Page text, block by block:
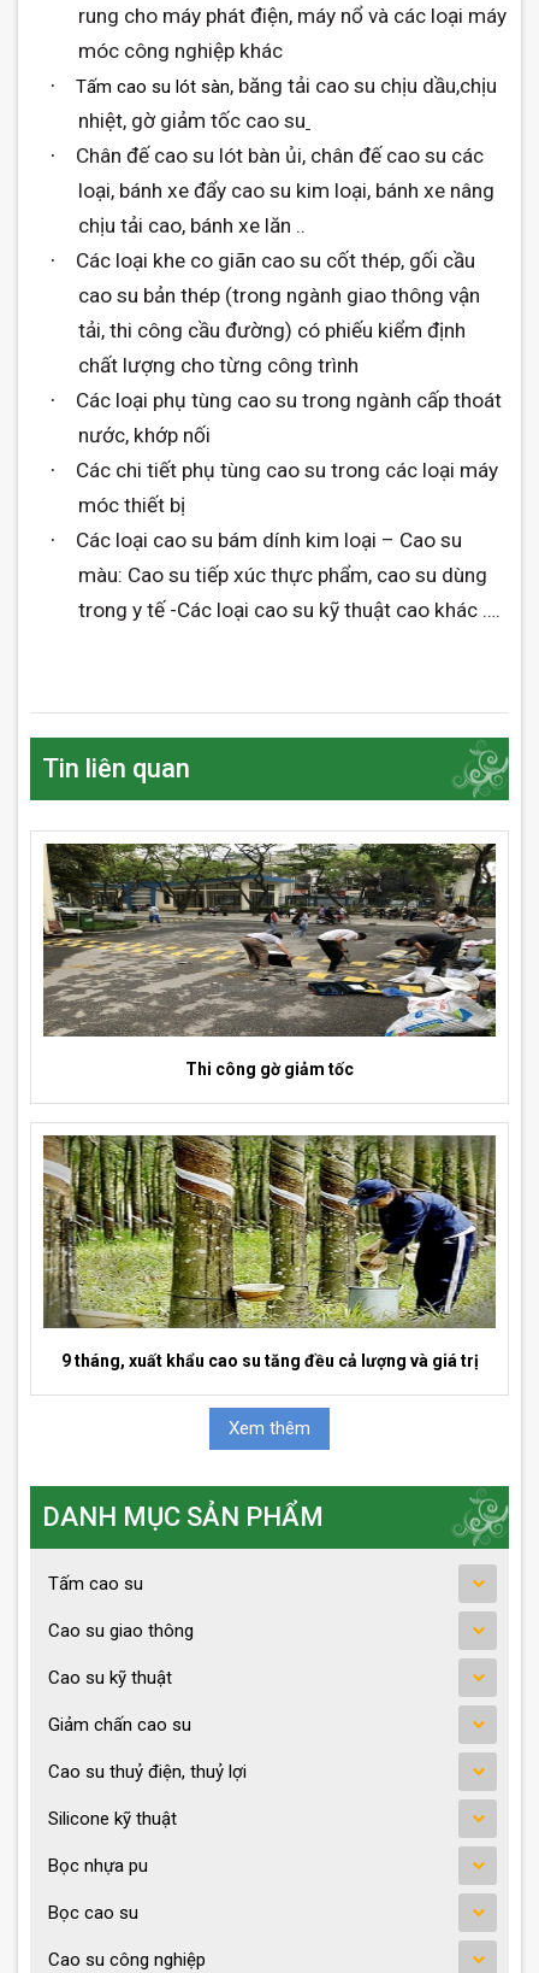
rung cho máy phát điện, máy nổ và các loại máy
móc công nghiệp khác
· Tấm cao su lót sàn, băng tải cao su chịu dầu,chịu
nhiệt, gờ giảm tốc cao su
·
Chân đế cao su lót bàn ủi, chân đế cao su các
loại, bánh xe đẩy cao su kim loại, bánh xe nâng
chịu tải cao, bánh xe lăn ..
·
Các loại khe co giãn cao su cốt thép, gối cầu
cao su bản thép (trong ngành giao thông vận
tải, thi công cầu đường) có phiếu kiểm định
chất lượng cho từng công trình
·
Các loại phụ tùng cao su trong ngành cấp thoát
nước, khớp nối
·
Các chi tiết phụ tùng cao su trong các loại máy
móc thiết bị
·
Các loại cao su bám dính kim loại – Cao su
màu: Cao su tiếp xúc thực phẩm, cao su dùng
trong y tế -Các loại cao su kỹ thuật cao khác ….
Tin liên quan
Thi công gờ giảm tốc
9 tháng, xuất khẩu cao su tăng đều cả lượng và giá trị
Xem thêm
DANH MỤC SẢN PHẨM
Tấm cao su
Cao su giao thông
Cao su kỹ thuật
Giảm chấn cao su
Cao su thuỷ điện, thuỷ lợi
Silicone kỹ thuật
Bọc nhựa pu
Bọc cao su
Cao su công nghiệp